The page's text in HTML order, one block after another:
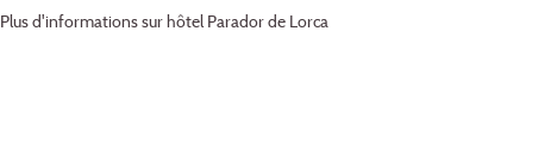
Plus d'informations sur hôtel Parador de Lorca